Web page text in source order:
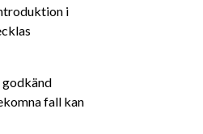
i
godkänd
fall kan